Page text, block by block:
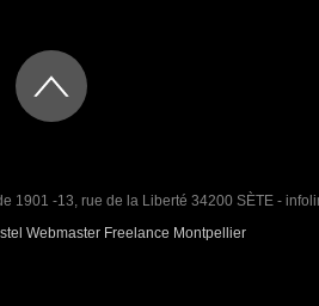
1901 -13, rue de la Liberté 34200 SÈTE -
Webmaster Freelance Montpellier